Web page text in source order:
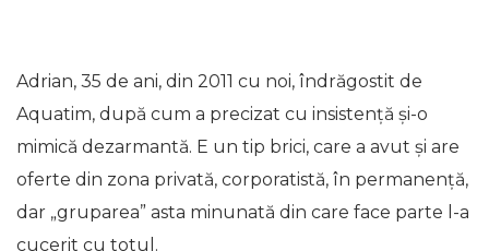
Adrian, 35 de ani, din 2011 cu noi, îndrăgostit de
Aquatim, după cum a precizat cu insistență și-o
mimică dezarmantă. E un tip brici, care a avut și are
oferte din zona privată, corporatistă, în permanență,
dar „gruparea” asta minunată din care face parte l-a
cucerit cu totul.